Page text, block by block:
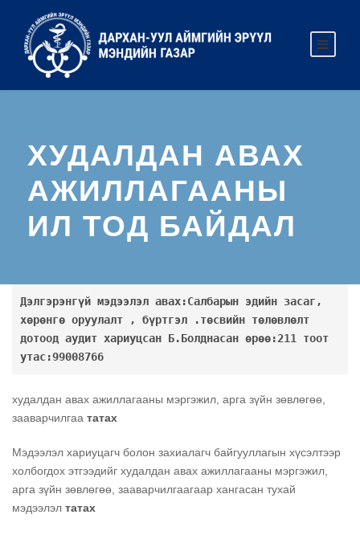
ХУДАЛДАН АВАХ
АЖИЛЛАГААНЫ
ИЛ ТОД БАЙДАЛ
Дэлгэрэнгүй мэдээлэл авах:Салбарын эдийн засаг,
хөрөнгө оруулалт , бүртгэл .төсвийн төлөвлөлт
дотоод аудит хариуцсан Б.Болднасан өрөө:211 тоот
утас:99008766
худалдан авах ажиллагааны мэргэжил, арга зүйн зөвлөгөө,
зааварчилгаа татах
Мэдээлэл хариуцагч болон захиалагч байгууллагын хүсэлтээр
холбогдох этгээдийг худалдан авах ажиллагааны мэргэжил,
арга зүйн зөвлөгөө, зааварчилгаагаар хангасан тухай
мэдээлэл татах